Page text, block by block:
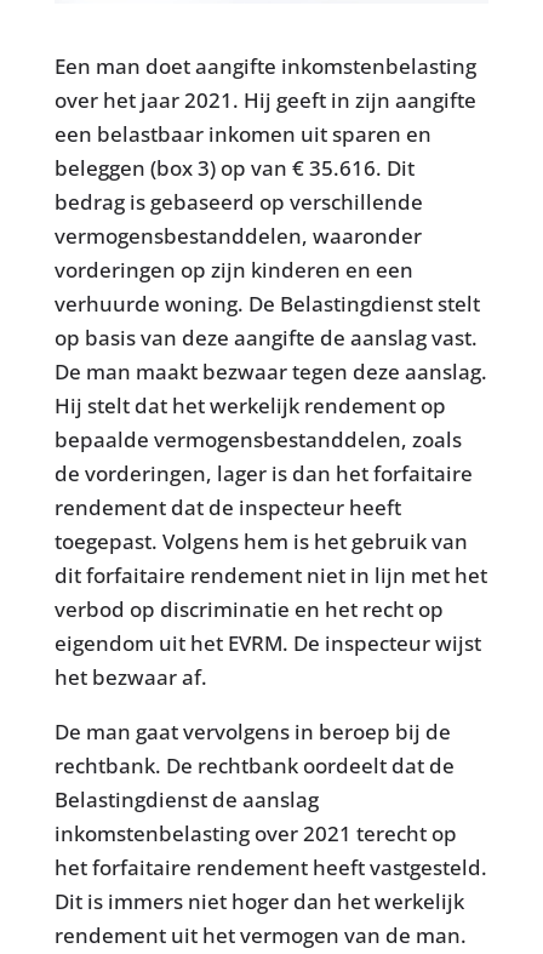
Een man doet aangifte inkomstenbelasting
over het jaar 2021. Hij geeft in zijn aangifte
een belastbaar inkomen uit sparen en
beleggen (box 3) op van € 35.616. Dit
bedrag is gebaseerd op verschillende
vermogensbestanddelen, waaronder
vorderingen op zijn kinderen en een
verhuurde woning. De Belastingdienst stelt
op basis van deze aangifte de aanslag vast.
De man maakt bezwaar tegen deze aanslag.
Hij stelt dat het werkelijk rendement op
bepaalde vermogensbestanddelen, zoals
de vorderingen, lager is dan het forfaitaire
rendement dat de inspecteur heeft
toegepast. Volgens hem is het gebruik van
dit forfaitaire rendement niet in lijn met het
verbod op discriminatie en het recht op
eigendom uit het EVRM. De inspecteur wijst
het bezwaar af.
De man gaat vervolgens in beroep bij de
rechtbank. De rechtbank oordeelt dat de
Belastingdienst de aanslag
inkomstenbelasting over 2021 terecht op
het forfaitaire rendement heeft vastgesteld.
Dit is immers niet hoger dan het werkelijk
rendement uit het vermogen van de man.